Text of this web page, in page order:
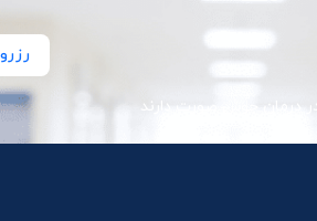
درمان جوش صورت دارند